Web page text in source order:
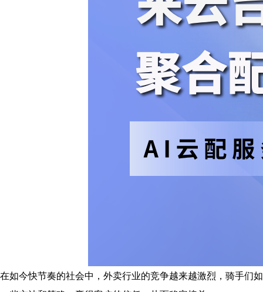
在如今快节奏的社会中，外卖行业的竞争越来越激烈，骑手们